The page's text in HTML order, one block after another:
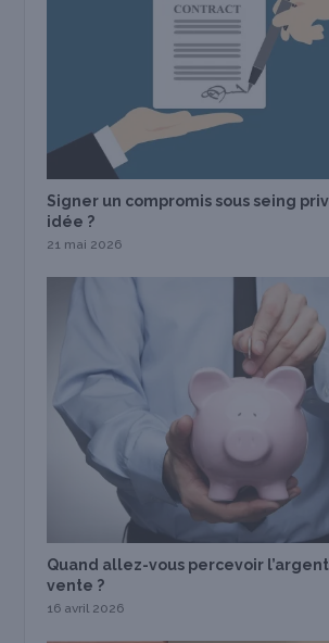
Signer un compromis sous seing
idée ?
21 mai 2026
Quand allez-vous percevoir
vente ?
16 avril 2026